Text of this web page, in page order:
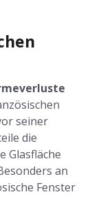
seiner
die
Glasfläche
an
Fenster